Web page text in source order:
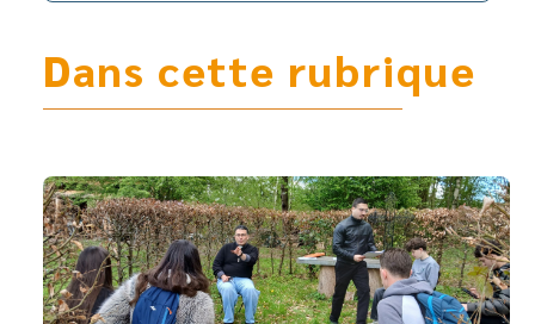
Dans cette rubrique